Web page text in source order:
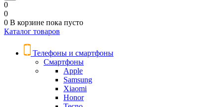
0
0
0 В корзине пока пусто
Каталог товаров
Телефоны и смартфоны
Смартфоны
Apple
Samsung
Xiaomi
Honor